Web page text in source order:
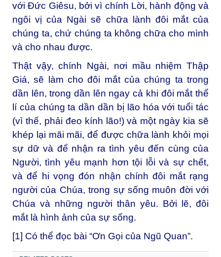
với Đức Giêsu, bởi vì chính Lời, hành động và
ngôi vị của Ngài sẽ chữa lành đôi mắt của
chúng ta, chứ chúng ta không chữa cho mình
và cho nhau được.
Thật vậy, chính Ngài, nơi mầu nhiệm Thập
Giá, sẽ làm cho đôi mắt của chúng ta trong
dần lên, trong dần lên ngay cả khi đôi mắt thể
lí của chúng ta dần dần bị lão hóa với tuổi tác
(vì thế, phải đeo kính lão!) và một ngày kia sẽ
khép lại mãi mãi, để được chữa lành khỏi mọi
sự dữ và để nhận ra tình yêu đến cùng của
Người, tình yêu mạnh hơn tội lỗi và sự chết,
và để hi vọng đón nhận chính đôi mắt rạng
người của Chúa, trong sự sống muôn đời với
Chúa và những người thân yêu. Bởi lẽ, đôi
mắt là hình ảnh của sự sống.
[1] Có thể đọc bài “Ơn Gọi của Ngũ Quan”.